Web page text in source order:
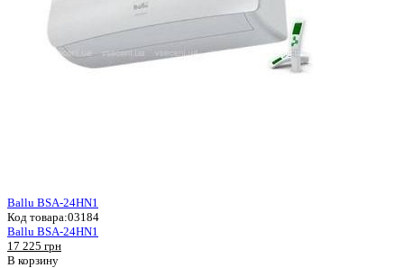
Ballu BSA-24HN1
Код товара:03184
Ballu BSA-24HN1
17 225 грн
В корзину